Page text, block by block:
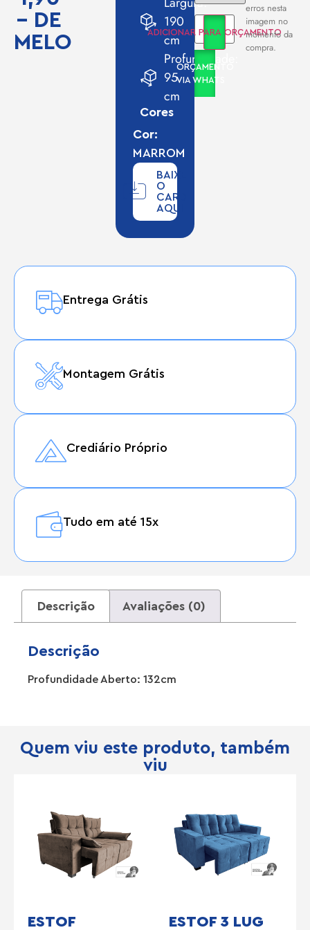
– DE
MELO
190
cm
Profundidade:
95
cm
Cores
Cor:
MARROM
BAIXE
O
CARD
AQUI
ADICIONAR PARA ORÇAMENTO
ORÇAMENTO
VIA WHATS
erros nesta
imagem no
momento da
compra.
Entrega Grátis
Montagem Grátis
Crediário Próprio
Tudo em até 15x
Descrição Avaliações (0)
Descrição
Profundidade Aberto: 132cm
Quem viu este produto, também
viu
ESTOF ESTOF 3 LUG